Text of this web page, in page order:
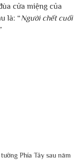
cửa miệng của
là: “Người chết cuối
Phía Tây sau năm